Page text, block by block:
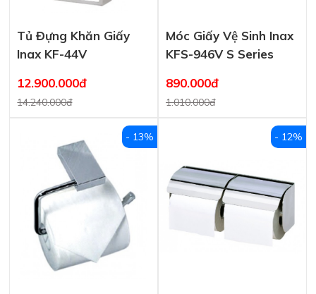
Tủ Đựng Khăn Giấy
Inax KF-44V
12.900.000đ
14.240.000đ
Móc Giấy Vệ Sinh Inax
KFS-946V S Series
890.000đ
1.010.000đ
- 13% - 12%